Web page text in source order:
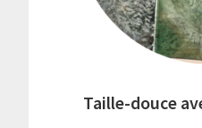
Taille-douce